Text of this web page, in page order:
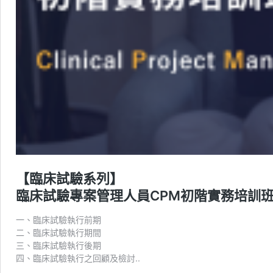
【臨床試驗系列】
臨床試驗專案管理人員CPM初階實務培訓
一、臨床試驗執行前期
二、臨床試驗執行期間
三、臨床試驗執行後期
四、臨床試驗執行之回顧及檢討..